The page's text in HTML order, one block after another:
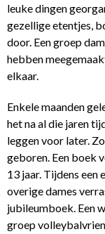
leuke dingen
gezellige etentjes,
door. Een groep
hebben
elkaar.
Enkele maanden
het na al die jaren
leggen voor later.
geboren. Een boek
13 jaar. Tijdens
overige dames
jubileumboek. Een
groep